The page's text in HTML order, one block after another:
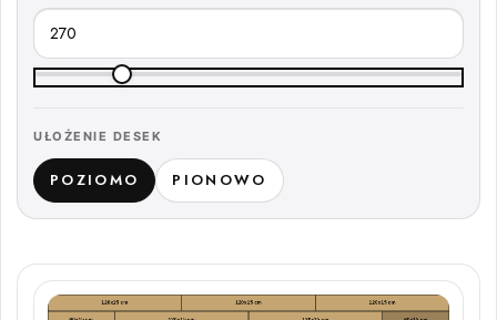
UŁOŻENIE DESEK
POZIOMO PIONOWO